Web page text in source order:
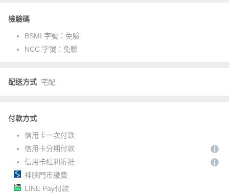
檢驗碼
BSMI 字號： 免驗
NCC 字號： 免驗
配送方式 宅配
付款方式
信用卡一次付款
信用卡分期付款
信用卡紅利折抵
神腦門市繳費
LINE Pay付款